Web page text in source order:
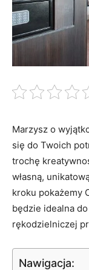
Marzysz o
się do Twoich
trochę
własną,
kroku pokażemy
będzie idealna
rękodzielniczej
Nawigacja: